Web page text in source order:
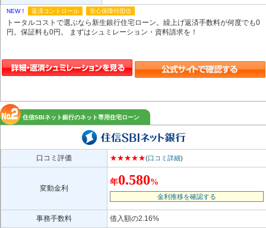
NEW！ 返済コントロール 安心保障付団信
トータルコストで選ぶなら新生銀行住宅ローン。繰上げ返済手数料が何度でも0
円。保証料も0円。 まずはシュミレーション・資料請求を！
住信SBIネット銀行のネット専用住宅ローン
口コミ評価 ★★★★★(口コミ詳細)
変動金利
年0.580%
金利推移を確認する
事務手数料 借入額の2.16%